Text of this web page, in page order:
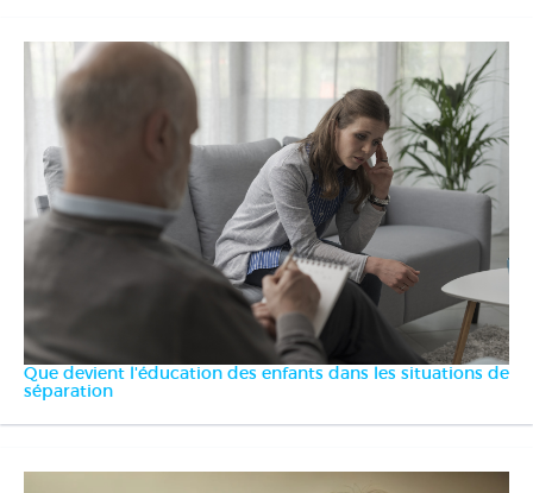
Que devient l'éducation des enfants dans les situations de
séparation